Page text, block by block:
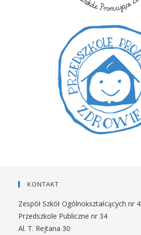
KONTAKT
Zespół Szkół Ogólnokształcących nr 4
Przedszkole Publiczne nr 34
Al. T. Rejtana 30